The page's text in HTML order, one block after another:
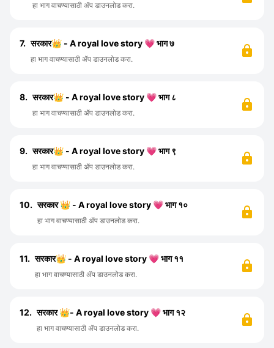
हा भाग वाचण्यासाठी ॲप डाउनलोड करा.
7. सरकार👑 - A royal love story 💗 भाग ७
हा भाग वाचण्यासाठी ॲप डाउनलोड करा.
8. सरकार👑 - A royal love story 💗 भाग ८
हा भाग वाचण्यासाठी ॲप डाउनलोड करा.
9. सरकार👑 - A royal love story 💗 भाग ९
हा भाग वाचण्यासाठी ॲप डाउनलोड करा.
10. सरकार 👑 - A royal love story 💗 भाग १०
हा भाग वाचण्यासाठी ॲप डाउनलोड करा.
11. सरकार👑 - A royal love story 💗 भाग ११
हा भाग वाचण्यासाठी ॲप डाउनलोड करा.
12. सरकार 👑- A royal love story 💗 भाग १२
हा भाग वाचण्यासाठी ॲप डाउनलोड करा.